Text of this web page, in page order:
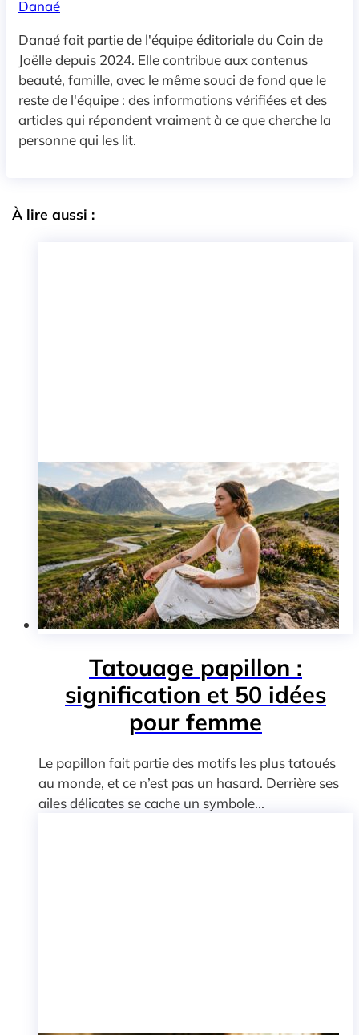
Danaé
Danaé fait partie de l'équipe éditoriale du Coin de
Joëlle depuis 2024. Elle contribue aux contenus
beauté, famille, avec le même souci de fond que le
reste de l'équipe : des informations vérifiées et des
articles qui répondent vraiment à ce que cherche la
personne qui les lit.
À lire aussi :
Tatouage papillon :
signification et 50 idées
pour femme
Le papillon fait partie des motifs les plus tatoués
au monde, et ce n’est pas un hasard. Derrière ses
ailes délicates se cache un symbole...